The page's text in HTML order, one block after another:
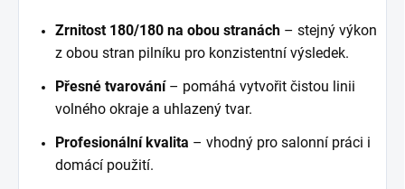
Zrnitost 180/180 na obou stranách – stejný výkon
z obou stran pilníku pro konzistentní výsledek.
Přesné tvarování– pomáhá vytvořit čistou linii
volného okraje a uhlazený tvar.
Profesionální kvalita – vhodný pro salonní práci i
domácí použití.